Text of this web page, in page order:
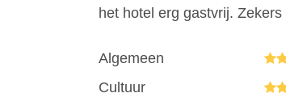
het hotel erg gastvrij.
Algemeen
Cultuur